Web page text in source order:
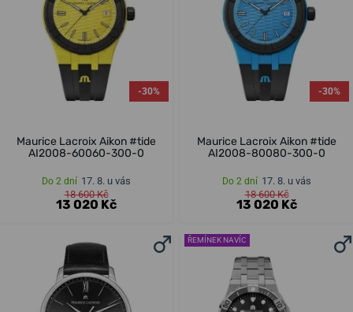
-30%
Maurice Lacroix Aikon #tide
AI2008-60060-300-0
Do 2 dní 17. 8. u vás
18 600 Kč
13 020 Kč
-30%
Maurice Lacroix Aikon #tide
AI2008-80080-300-0
Do 2 dní 17. 8. u vás
18 600 Kč
13 020 Kč
ŘEMÍNEK NAVÍC